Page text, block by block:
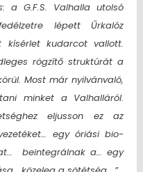
a G.F.S. Valhalla utolsó
lépett Űrkalóz
kísérlet kudarcot vallott.
rögzítő struktúrát a
Most már nyilvánvaló,
minket a Valhalláról.
eljusson ez az
egy óriási bio-
beintegrálnak a… egy